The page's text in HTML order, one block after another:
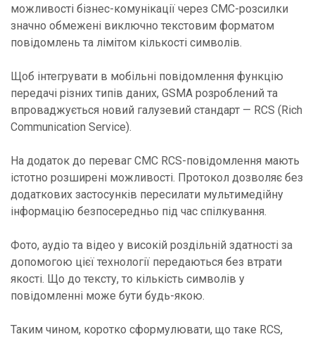
можливості бізнес-комунікації через СМС-розсилки
значно обмежені виключно текстовим форматом
повідомлень та лімітом кількості символів.
Щоб інтегрувати в мобільні повідомлення функцію
передачі різних типів даних, GSMA розроблений та
впроваджується новий галузевий стандарт — RCS (Rich
Communication Service).
На додаток до переваг СМС RCS-повідомлення мають
істотно розширені можливості. Протокол дозволяє без
додаткових застосунків пересилати мультимедійну
інформацію безпосередньо під час спілкування.
Фото, аудіо та відео у високій роздільній здатності за
допомогою цієї технології передаються без втрати
якості. Що до тексту, то кількість символів у
повідомленні може бути будь-якою.
Таким чином, коротко сформулювати, що таке RCS,